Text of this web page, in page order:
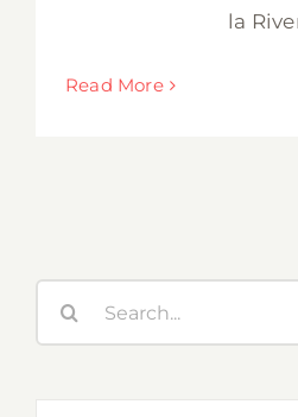
la
Read More